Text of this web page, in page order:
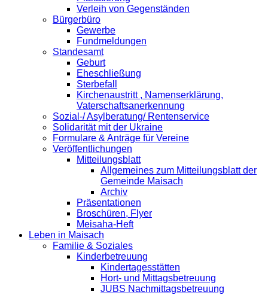
Verleih von Gegenständen
Bürgerbüro
Gewerbe
Fundmeldungen
Standesamt
Geburt
Eheschließung
Sterbefall
Kirchenaustritt , Namenserklärung,
Vaterschaftsanerkennung
Sozial-/ Asylberatung/ Rentenservice
Solidarität mit der Ukraine
Formulare & Anträge für Vereine
Veröffentlichungen
Mitteilungsblatt
Allgemeines zum Mitteilungsblatt der
Gemeinde Maisach
Archiv
Präsentationen
Broschüren, Flyer
Meisaha-Heft
Leben in Maisach
Familie & Soziales
Kinderbetreuung
Kindertagesstätten
Hort- und Mittagsbetreuung
JUBS Nachmittagsbetreuung